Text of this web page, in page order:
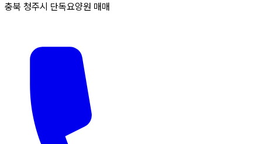
충북 청주시 단독요양원 매매